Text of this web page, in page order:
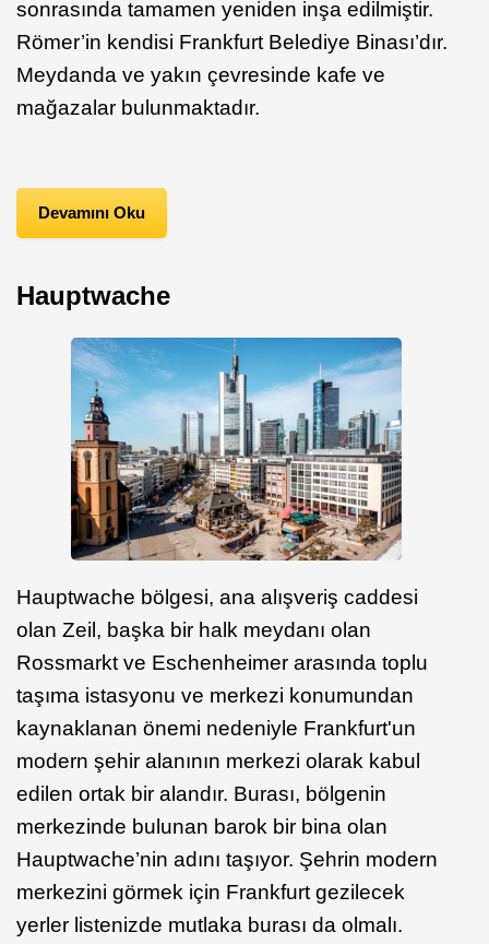
sonrasında tamamen yeniden inşa edilmiştir.
Römer’in kendisi Frankfurt Belediye Binası’dır.
Meydanda ve yakın çevresinde kafe ve
mağazalar bulunmaktadır.
Devamını Oku
Hauptwache
Hauptwache bölgesi, ana alışveriş caddesi
olan Zeil, başka bir halk meydanı olan
Rossmarkt ve Eschenheimer arasında toplu
taşıma istasyonu ve merkezi konumundan
kaynaklanan önemi nedeniyle Frankfurt'un
modern şehir alanının merkezi olarak kabul
edilen ortak bir alandır. Burası, bölgenin
merkezinde bulunan barok bir bina olan
Hauptwache’nin adını taşıyor. Şehrin modern
merkezini görmek için Frankfurt gezilecek
yerler listenizde mutlaka burası da olmalı.